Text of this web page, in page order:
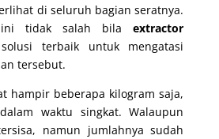
di seluruh bagian seratnya.
ini tidak salah bilaextractor
solusi terbaik untuk mengatasi
tersebut.
hampir beberapa kilogram saja,
waktu singkat. Walaupun
namun jumlahnya sudah